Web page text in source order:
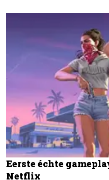
Eerste échte
Netflix